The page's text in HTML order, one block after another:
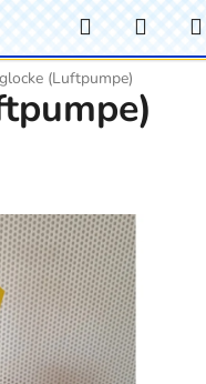
Suchen
(Luftpumpe)